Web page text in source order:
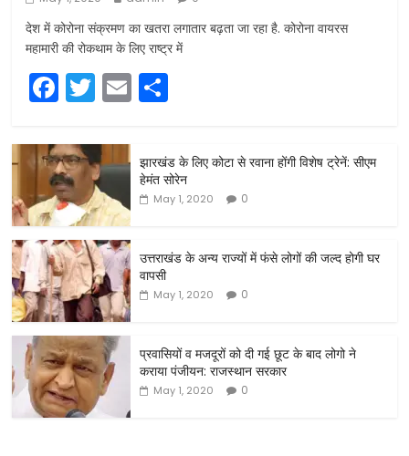
देश में कोरोना संक्रमण का खतरा लगातार बढ़ता जा रहा है. कोरोना वायरस
महामारी की रोकथाम के लिए राष्ट्र में
F
a
c
e
b
o
o
k
T
w
itt
er
E
m
ar
e
झारखंड के लिए कोटा से रवाना होंगी विशेष ट्रेनें: सीएम
हेमंत सोरेन
May 1, 2020 0
उत्तराखंड के अन्य राज्यों में फंसे लोगों की जल्द होगी घर
वापसी
May 1, 2020 0
प्रवासियों व मजदूरों को दी गई छूट के बाद लोगो ने
कराया पंजीयन: राजस्थान सरकार
May 1, 2020 0